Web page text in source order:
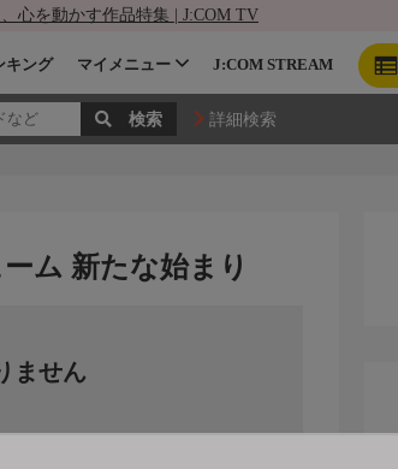
心を動かす作品特集 | J:COM TV
キング マイメニュー J:COM STREAM
詳細検索
ム 新たな始まり
ません